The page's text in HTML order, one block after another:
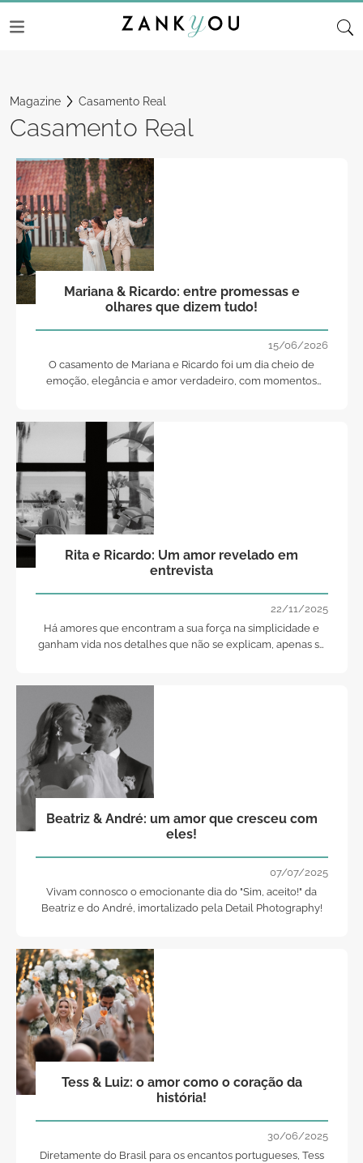
Magazine Casamento Real
Casamento Real
Mariana & Ricardo: entre promessas e
olhares que dizem tudo!
15/06/2026
O casamento de Mariana e Ricardo foi um dia cheio de
emoção, elegância e amor verdadeiro, com momentos
Rita e Ricardo: Um amor revelado em
entrevista
22/11/2025
Há amores que encontram a sua força na simplicidade e
ganham vida nos detalhes que não se explicam, apenas se
Beatriz & André: um amor que cresceu com
eles!
07/07/2025
Vivam connosco o emocionante dia do "Sim, aceito!" da
Beatriz e do André, imortalizado pela Detail Photography!
Tess & Luiz: o amor como o coração da
história!
30/06/2025
Diretamente do Brasil para os encantos portugueses, Tess